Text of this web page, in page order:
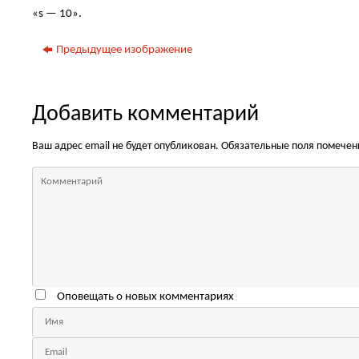
«s — 10».
Предыдущее изображение
Добавить комментарий
Ваш адрес email не будет опубликован. Обязательные поля
Оповещать о новых комментариях